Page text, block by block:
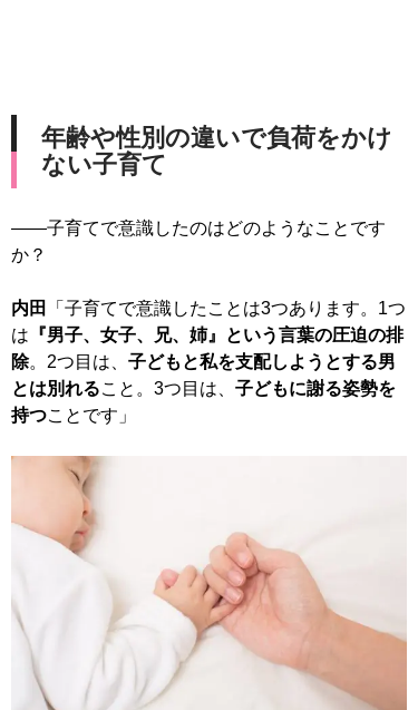
年齢や性別の違いで負荷をかけ
ない子育て
――子育てで意識したのはどのようなことです
か？
内田
「子育てで意識したことは3つあります。1つ
は 『男子、女子、兄、姉』という言葉の圧迫の排
除。2つ目は、 子どもと私を支配しようとする男
とは別れること。3つ目は、 子どもに謝る姿勢を
持つことです」